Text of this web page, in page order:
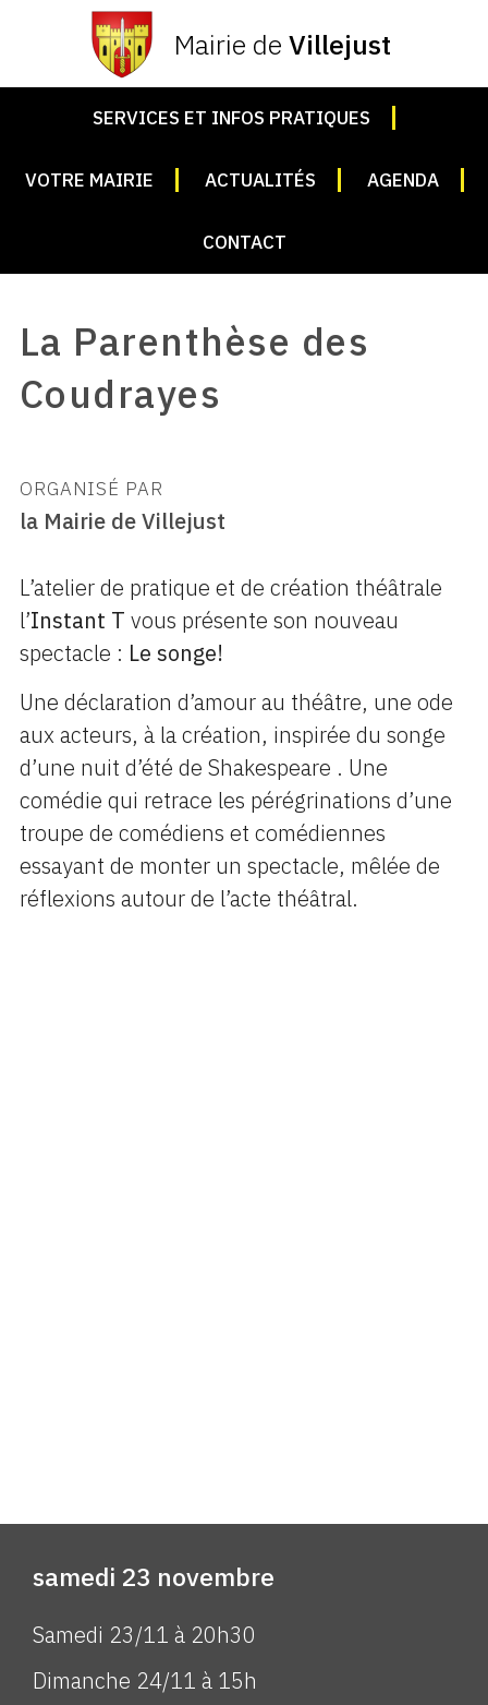
Mairie de Villejust
SERVICES ET INFOS PRATIQUES
VOTRE MAIRIE ACTUALITÉS AGENDA
CONTACT
La Parenthèse des
Coudrayes
ORGANISÉ PAR
la Mairie de Villejust
L’atelier de pratique et de création théâtrale
l’Instant T vous présente son nouveau
spectacle : Le songe!
Une déclaration d’amour au théâtre, une ode
aux acteurs, à la création, inspirée du songe
d’une nuit d’été de Shakespeare . Une
comédie qui retrace les pérégrinations d’une
troupe de comédiens et comédiennes
essayant de monter un spectacle, mêlée de
réflexions autour de l’acte théâtral.
samedi 23 novembre
Samedi 23/11 à 20h30
Dimanche 24/11 à 15h